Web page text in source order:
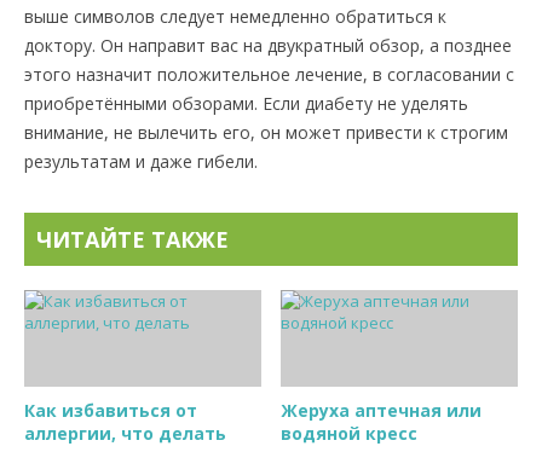
выше символов следует немедленно обратиться к
доктору. Он направит вас на двукратный обзор, а позднее
этого назначит положительное лечение, в согласовании с
приобретёнными обзорами. Если диабету не уделять
внимание, не вылечить его, он может привести к строгим
результатам и даже гибели.
ЧИТАЙТЕ ТАКЖЕ
Как избавиться от
аллергии, что делать
Жеруха аптечная или
водяной кресс